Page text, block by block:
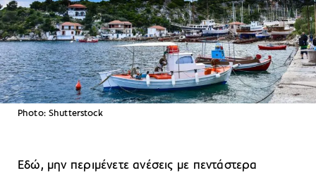
Photo: Shutterstock
Εδώ, μην περιμένετε ανέσεις με πεντάστερα